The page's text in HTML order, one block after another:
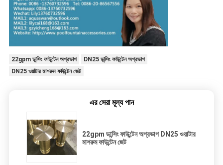
22gpm ডান্সিং ফাউন্টেন অগ্রভাগ
DN25 ডান্সিং ফাউন্টেন অগ্রভাগ
DN25 ওয়াটার মাশরুম ফাউন্টেন জেট
এর সেরা মূল্য পান
22gpm ডান্সিং ফাউন্টেন অগ্রভাগ DN25 ওয়াটার
মাশরুম ফাউন্টেন জেট